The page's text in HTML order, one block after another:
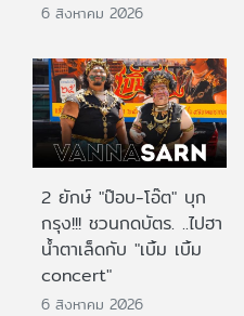
6 สิงหาคม 2026
2 ยักษ์ "ป๊อบ-โอ๊ต" บุก
กรุง!!! ชวนกดบัตร. ..ไปฮา
น้ำตาเล็ดกับ "เบิ้ม เบิ้ม
concert"
6 สิงหาคม 2026